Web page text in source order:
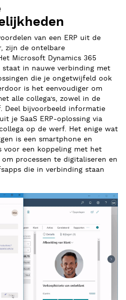
van een ERP uit de
zijn de ontelbare
Microsoft Dynamics 365
in nauwe verbinding met
die je ongetwijfeld ook
is het eenvoudiger om
alle collega’s, zowel in de
Deel bijvoorbeeld informatie
je SaaS ERP-oplossing via
op de werf. Het enige wat
is een smartphone en
voor een koppeling met het
processen te digitaliseren en
die in verbinding staan